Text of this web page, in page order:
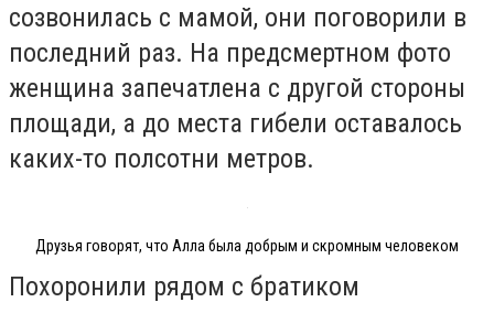
созвонилась с мамой, они поговорили в
последний раз. На предсмертном фото
женщина запечатлена с другой стороны
площади, а до места гибели оставалось
каких-то полсотни метров.
Друзья говорят, что Алла была добрым и скромным человеком
Похоронили рядом с братиком